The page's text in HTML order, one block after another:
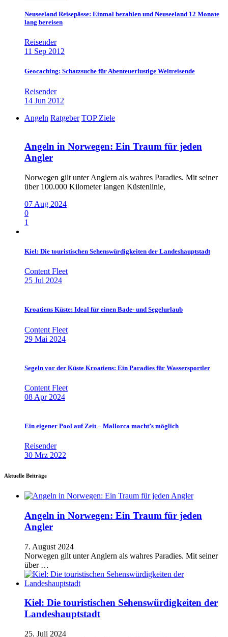
Neuseeland Reisepässe: Einmal bezahlen und Neuseeland 12 Monate
lang bereisen
Reisender
11 Sep 2012
Geocaching: Schatzsuche für Abenteuerlustige Weltreisende
Reisender
14 Jun 2012
Angeln Ratgeber TOP Ziele
Angeln in Norwegen: Ein Traum für jeden
Angler
Norwegen gilt unter Anglern als wahres Paradies. Mit seiner
über 100.000 Kilometer langen Küstenlinie,
07 Aug 2024
0
1
Kiel: Die touristischen Sehenswürdigkeiten der Landeshauptstadt
Content Fleet
25 Jul 2024
Kroatiens Küste: Ideal für einen Bade- und Segelurlaub
Content Fleet
29 Mai 2024
Segeln vor der Küste Kroatiens: Ein Paradies für Wassersportler
Content Fleet
08 Apr 2024
Ein eigener Pool auf Zeit – Mallorca macht’s möglich
Reisender
30 Mrz 2022
Aktuelle Beiträge
Angeln in Norwegen: Ein Traum für jeden
Angler
7. August 2024
Norwegen gilt unter Anglern als wahres Paradies. Mit seiner
über …
Kiel: Die touristischen Sehenswürdigkeiten der
Landeshauptstadt
25. Juli 2024